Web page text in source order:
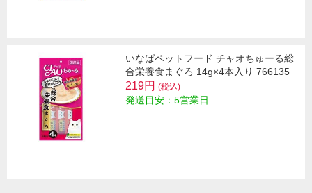
いなばペットフード チャオちゅーる総
合栄養食まぐろ 14g×4本入り 766135
219円 (税込)
発送目安：5営業日